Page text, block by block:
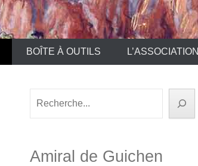
BOÎTE À OUTILS L’ASSOCIATION
Amiral de Guichen